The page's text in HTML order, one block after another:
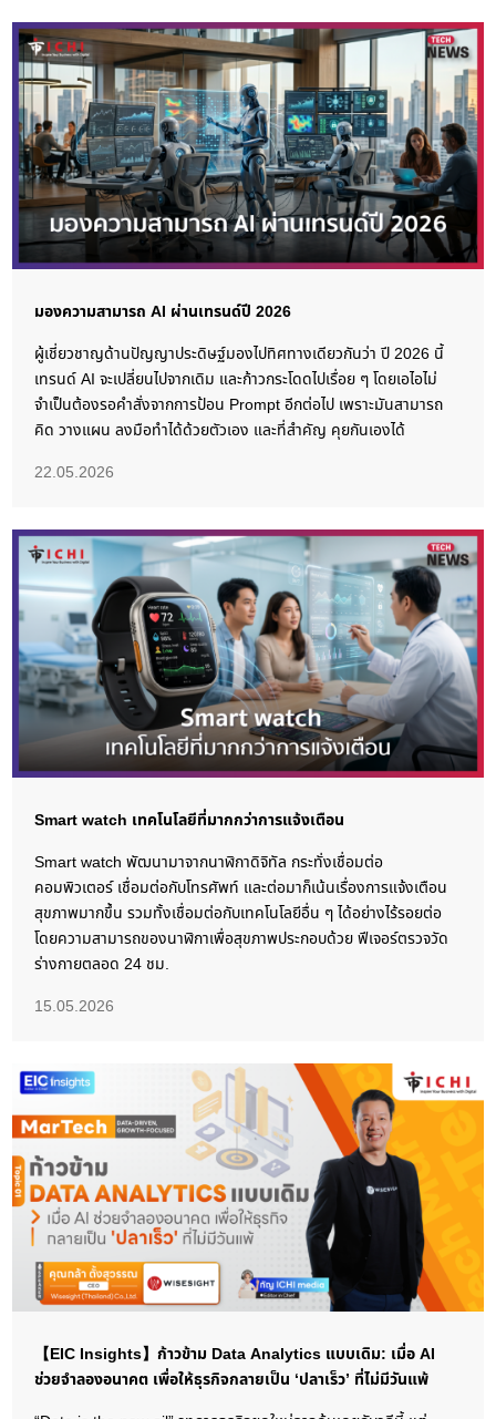
มองความสามารถ AI ผ่านเทรนด์ปี 2026
ผู้เชี่ยวชาญด้านปัญญาประดิษฐ์มองไปทิศทางเดียวกันว่า ปี 2026 นี้
เทรนด์ AI จะเปลี่ยนไปจากเดิม และก้าวกระโดดไปเรื่อย ๆ โดยเอไอไม่
จำเป็นต้องรอคำสั่งจากการป้อน Prompt อีกต่อไป เพราะมันสามารถ
คิด วางแผน ลงมือทำได้ด้วยตัวเอง และที่สำคัญ คุยกันเองได้
22.05.2026
Smart watch เทคโนโลยีที่มากกว่าการแจ้งเตือน
Smart watch พัฒนามาจากนาฬิกาดิจิทัล กระทั่งเชื่อมต่อ
คอมพิวเตอร์ เชื่อมต่อกับโทรศัพท์ และต่อมาก็เน้นเรื่องการแจ้งเตือน
สุขภาพมากขึ้น รวมทั้งเชื่อมต่อกับเทคโนโลยีอื่น ๆ ได้อย่างไร้รอยต่อ
โดยความสามารถของนาฬิกาเพื่อสุขภาพประกอบด้วย ฟีเจอร์ตรวจวัด
ร่างกายตลอด 24 ชม.
15.05.2026
【EIC Insights】ก้าวข้าม Data Analytics แบบเดิม: เมื่อ AI
ช่วยจำลองอนาคต เพื่อให้ธุรกิจกลายเป็น ‘ปลาเร็ว’ ที่ไม่มีวันแพ้